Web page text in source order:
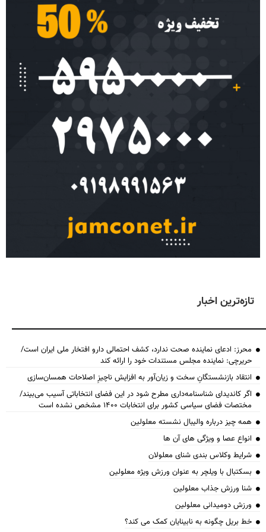
تازه‌ترین اخبار
محرز: ادعای نماینده صحت ندارد، کشف احتمالی دارو افتخار ملی ایران است/
حریرچی: نماینده مجلس مستندات خود را ارائه کند
انتقاد بازنشستگانِ سخت و زیان‌آور به افزایش ناچیزِ اصلاحات همسان‌سازی
اگر کاندیدای شناسنامه‌‎داری مطرح شود در این فضای انتخاباتی آسیب می‌بیند/
مختصات فضای سیاسی کشور برای انتخابات ۱۴۰۰ مشخص نشده است
همه چیز درباره والیبال نشسته معلولین
انواع عصا و ویژگی های آن ها
شرایط وکلاس بندی شنای معلولان
بسکتبال با ویلچر به عنوان ورزش ویژه معلولین
شنا ورزش جذاب معلولین
ورزش دومیدانی معلولین
خط بریل چگونه به نابینایان کمک می کند؟